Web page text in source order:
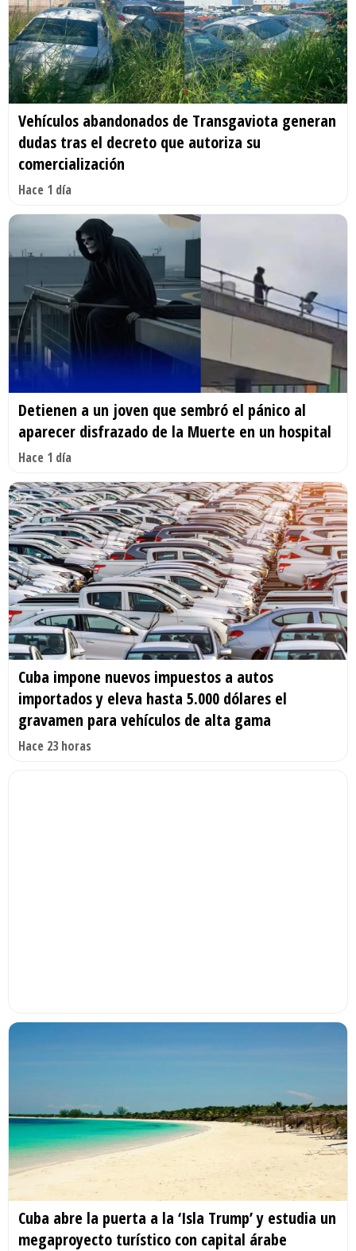
Vehículos abandonados de Transgaviota generan
dudas tras el decreto que autoriza su
comercialización
Hace 1 día
Detienen a un joven que sembró el pánico al
aparecer disfrazado de la Muerte en un hospital
Hace 1 día
Cuba impone nuevos impuestos a autos
importados y eleva hasta 5.000 dólares el
gravamen para vehículos de alta gama
Hace 23 horas
Cuba abre la puerta a la ‘Isla Trump’ y estudia un
megaproyecto turístico con capital árabe